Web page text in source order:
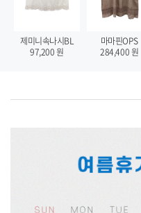
제미니속나시BL
97,200원
마마핀OPS
284,400원